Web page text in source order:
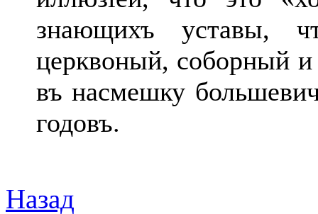
знающихъ уставы,
церквоный, соборный
въ насмешку
годовъ.
Назад